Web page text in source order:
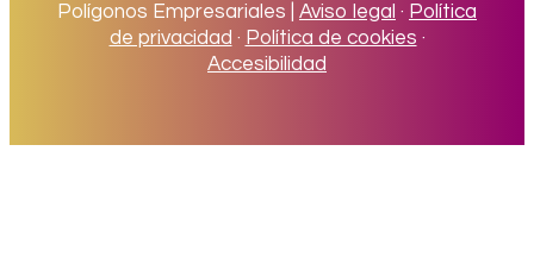
Polígonos Empresariales | Aviso legal · Política
de privacidad · Política de cookies ·
Accesibilidad